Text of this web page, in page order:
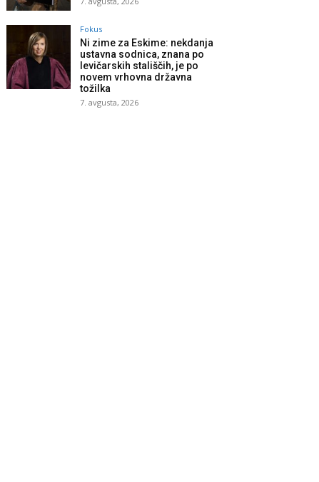
Fokus
Ni zime za Eskime: nekdanja
ustavna sodnica, znana po
levičarskih stališčih, je po
novem vrhovna državna
tožilka
7. avgusta, 2026